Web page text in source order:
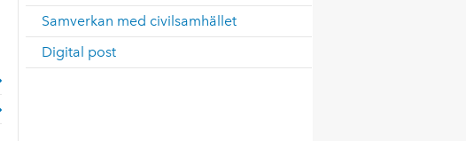
Samverkan med civilsamhället
Digital post